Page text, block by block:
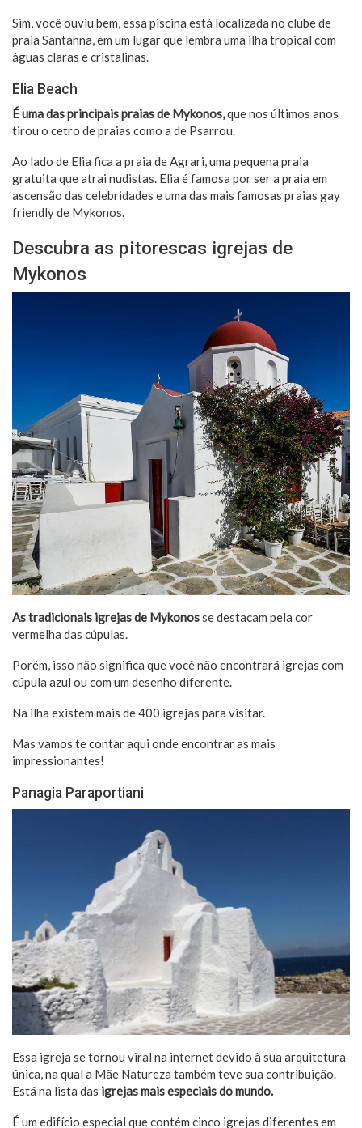
Sim, você ouviu bem, essa piscina está localizada no clube de
praia Santanna, em um lugar que lembra uma ilha tropical com
águas claras e cristalinas.
Elia Beach
É uma das principais praias de Mykonos,que nos últimos anos
tirou o cetro de praias como a de Psarrou.
Ao lado de Elia fica a praia de Agrari, uma pequena praia
gratuita que atrai nudistas. Elia é famosa por ser a praia em
ascensão das celebridades e uma das mais famosas praias gay
friendly de Mykonos.
Descubra as pitorescas igrejas de
Mykonos
As tradicionais igrejas de Mykonosse destacam pela cor
vermelha das cúpulas.
Porém, isso não significa que você não encontrará igrejas com
cúpula azul ou com um desenho diferente.
Na ilha existem mais de 400 igrejas para visitar.
Mas vamos te contar aqui onde encontrar as mais
impressionantes!
Panagia Paraportiani
Essa igreja se tornou viral na internet devido à sua arquitetura
única, na qual a Mãe Natureza também teve sua contribuição.
Está na lista das igrejas mais especiais do mundo.
É um edifício especial que contém cinco igrejas diferentes em